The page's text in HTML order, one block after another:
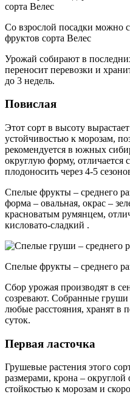
Со взрослой посадки можно
фруктов сорта Велес
Урожай собирают в
переносит перевозки и
до 3 недель.
Повислая
Этот сорт в высоту
устойчивостью к морозам,
рекомендуется в южных
округлую форму, отличается
плодоносить через 4-5
Спелые фрукты – среднего
форма – овальная, окрас –
красноватым румянцем,
кисловато-сладкий .
Спелые фрукты – среднего
Сбор урожая производят в
созревают. Собранные груши
любые расстояния, хранят в
суток.
Первая ласточка
Грушевые растения этого
размерами, крона –
стойкостью к морозам и